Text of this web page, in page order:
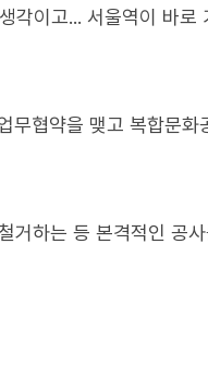
이고... 서울역이 바로
무협약을 맺고 복합문화
거하는 등 본격적인 공